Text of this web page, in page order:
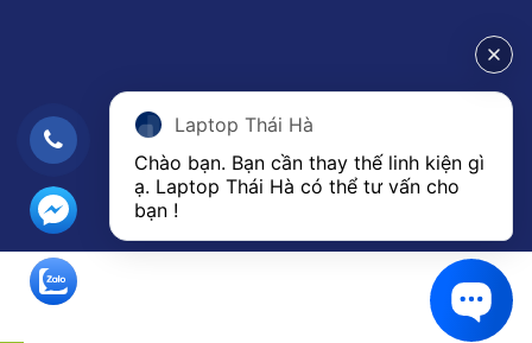
Laptop Thái Hà
Chào bạn. Bạn cần thay thế linh kiện gì
ạ. Laptop Thái Hà có thể tư vấn cho
bạn !